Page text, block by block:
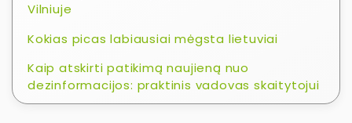
Vilniuje
Kokias picas labiausiai mėgsta lietuviai
Kaip atskirti patikimą naujieną nuo
dezinformacijos: praktinis vadovas skaitytojui